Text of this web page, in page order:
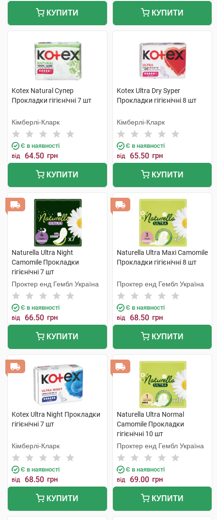
КУПИТИ КУПИТИ
Kotex Natural Супер
Прокладки гігієнічні 7 шт
Кімберлі-Кларк
Є в наявності
від 64.50 грн
КУПИТИ
Kotex Ultra Dry Syper
Прокладки гігієнічні 8 шт
Кімберлі-Кларк
Є в наявності
від 65.50 грн
КУПИТИ
Naturella Ultra Night
Camomile Прокладки
гігієнічні 7 шт
Проктер енд Гембл Україна
Є в наявності
від 66.50 грн
КУПИТИ
Naturella Ultra Maxi Camomile
Прокладки гігієнічні 8 шт
Проктер енд Гембл Україна
Є в наявності
від 68.50 грн
КУПИТИ
Kotex Ultra Night Прокладки
гігієнічні 7 шт
Кімберлі-Кларк
Є в наявності
від 68.50 грн
КУПИТИ
Naturella Ultra Normal
Camomile Прокладки
гігієнічні 10 шт
Проктер енд Гембл Україна
Є в наявності
від 69.00 грн
КУПИТИ